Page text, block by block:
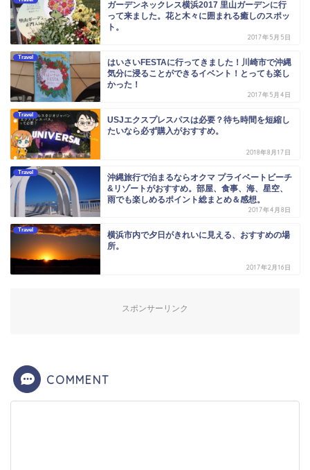
ガーデンネックレス横浜2017 里山ガーデンに行
って来ました。花と木々に囲まれる癒しのスポッ
ト。
2017年5月5日
Travel
はいさいFESTAに行ってきました！川崎市で沖縄
気分に浸ることができるイベント！とっても楽し
かった！
2017年5月4日
Travel
USJエクスプレスパスは必要？待ち時間を短縮し
たいなら必ず購入がおすすめ。
2018年8月17日
Travel
沖縄旅行で泊まるならオクマ プライベートビーチ
&リゾートがおすすめ。部屋、食事、海、星空、
雨でも楽しめるポイント総まとめ＆感想。
2017年4月8日
Travel
横浜市内で夕日がきれいに見える、おすすめの場
所。
2017年2月16日
スポンサーリンク
COMMENT